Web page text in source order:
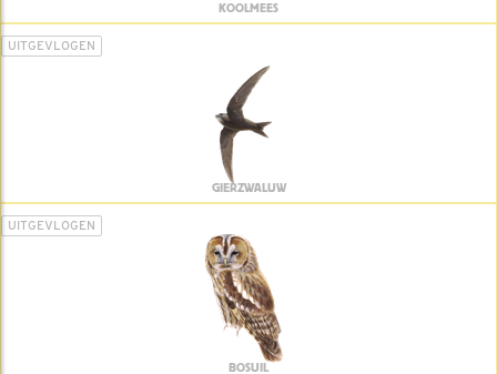
KOOLMEES
UITGEVLOGEN
GIERZWALUW
UITGEVLOGEN
BOSUIL